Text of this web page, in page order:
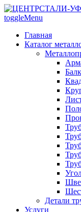
toggleMenu
Главная
Каталог
Детали
Услуги